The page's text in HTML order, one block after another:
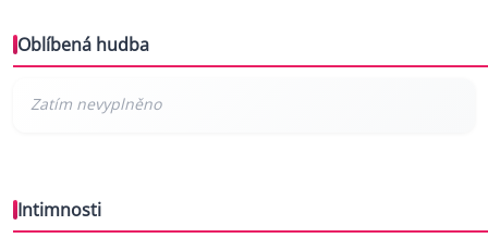
Oblíbená hudba
Intimnosti